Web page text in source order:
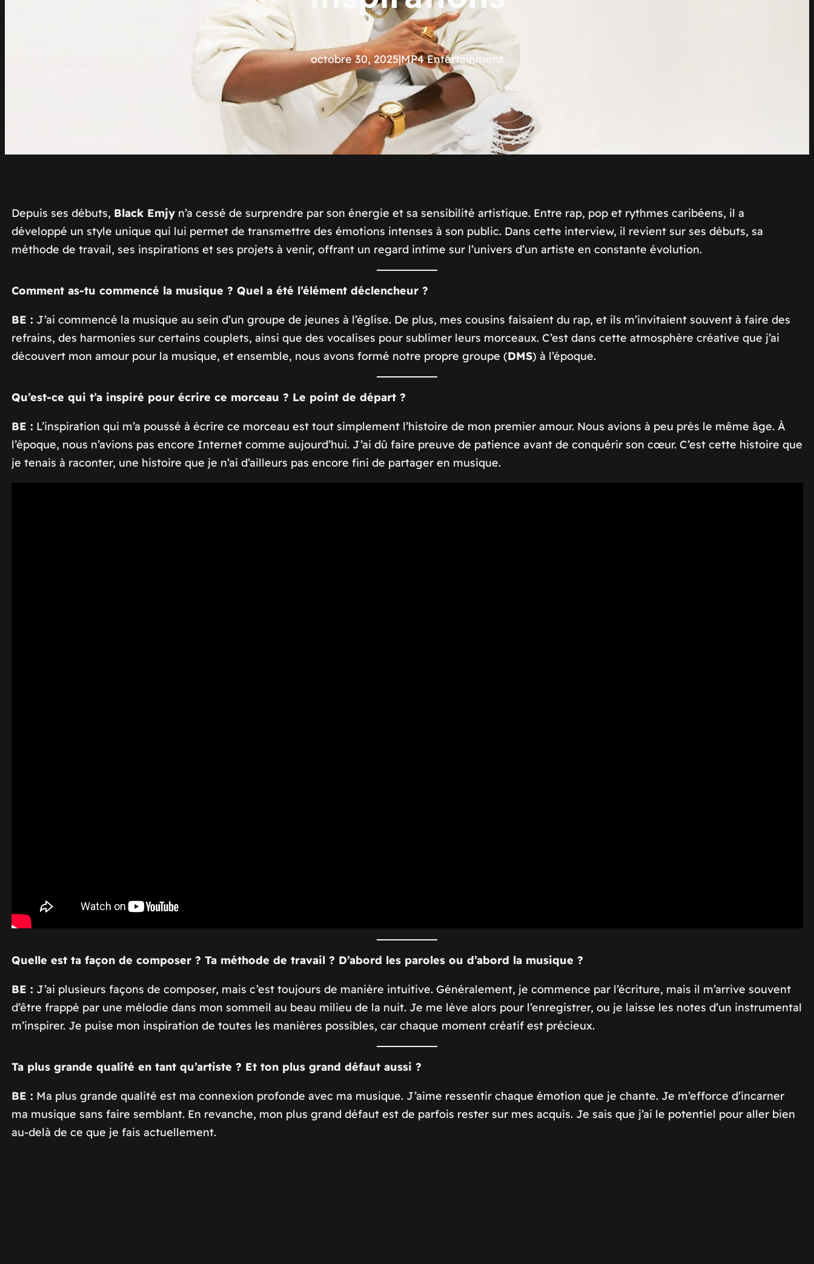
octobre 30, 2025|MP4 Entertainment
Depuis ses débuts, Black Emjyn’a cessé de surprendre par son énergie et sa sensibilité artistique. Entre rap, pop et rythmes caribéens, il a
développé un style unique qui lui permet de transmettre des émotions intenses à son public. Dans cette interview, il revient sur ses débuts, sa
méthode de travail, ses inspirations et ses projets à venir, offrant un regard intime sur l’univers d’un artiste en constante évolution.
Comment as-tu commencé la musique ? Quel a été l’élément déclencheur ?
BE : J’ai commencé la musique au sein d’un groupe de jeunes à l’église. De plus, mes cousins faisaient du rap, et ils m’invitaient souvent à faire des
refrains, des harmonies sur certains couplets, ainsi que des vocalises pour sublimer leurs morceaux. C’est dans cette atmosphère créative que j’ai
découvert mon amour pour la musique, et ensemble, nous avons formé notre propre groupe (DMS) à l’époque.
Qu’est-ce qui t’a inspiré pour écrire ce morceau ? Le point de départ ?
BE : L’inspiration qui m’a poussé à écrire ce morceau est tout simplement l’histoire de mon premier amour. Nous avions à peu près le même âge. À
l’époque, nous n’avions pas encore Internet comme aujourd’hui. J’ai dû faire preuve de patience avant de conquérir son cœur. C’est cette histoire que
je tenais à raconter, une histoire que je n’ai d’ailleurs pas encore fini de partager en musique.
Quelle est ta façon de composer ? Ta méthode de travail ? D’abord les paroles ou d’abord la musique ?
BE : J’ai plusieurs façons de composer, mais c’est toujours de manière intuitive. Généralement, je commence par l’écriture, mais il m’arrive souvent
d’être frappé par une mélodie dans mon sommeil au beau milieu de la nuit. Je me lève alors pour l’enregistrer, ou je laisse les notes d’un instrumental
m’inspirer. Je puise mon inspiration de toutes les manières possibles, car chaque moment créatif est précieux.
Ta plus grande qualité en tant qu’artiste ? Et ton plus grand défaut aussi ?
BE : Ma plus grande qualité est ma connexion profonde avec ma musique. J’aime ressentir chaque émotion que je chante. Je m’efforce d’incarner
ma musique sans faire semblant. En revanche, mon plus grand défaut est de parfois rester sur mes acquis. Je sais que j’ai le potentiel pour aller bien
au-delà de ce que je fais actuellement.